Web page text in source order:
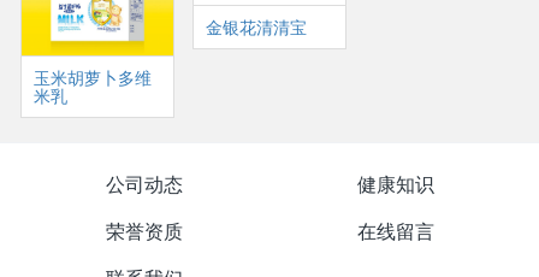
玉米胡萝卜多维
米乳
金银花清清宝
公司动态
健康知识
荣誉资质
在线留言